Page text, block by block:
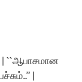
| ``ஆபாசமான
|